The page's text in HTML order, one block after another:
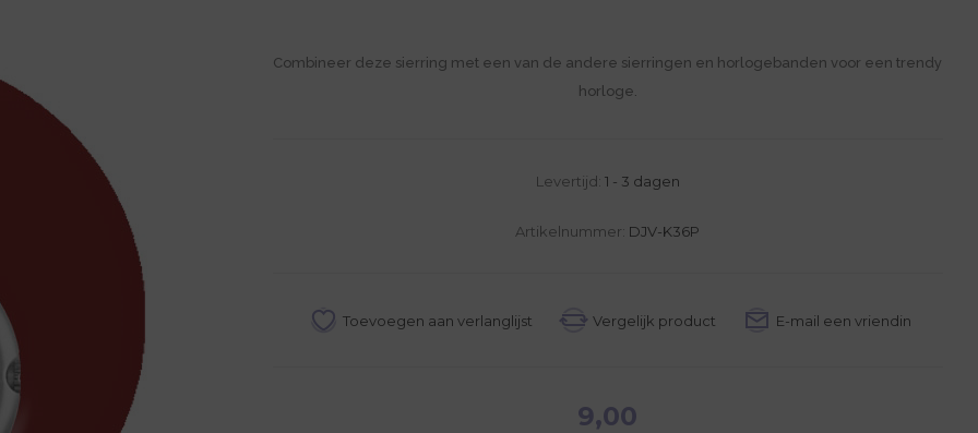
Combineer deze sierring met een van de andere sierringen en horlogebanden voor een trendy
horloge.
Levertijd: 1 - 3 dagen
Artikelnummer: DJV-K36P
9,00